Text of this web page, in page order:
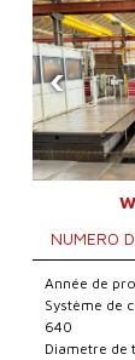
‹
NUMERO
Année de
Système de
640
Diametre de